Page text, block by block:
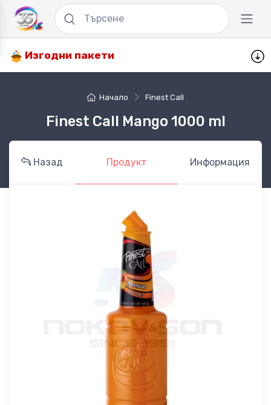
Изгодни пакети
Начало Finest Call
Finest Call Mango 1000 ml
Назад Продукт Информация